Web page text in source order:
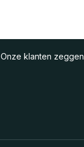
Onze klanten zeggen